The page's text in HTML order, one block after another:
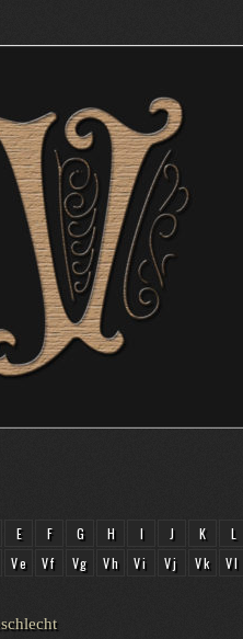
E F G H I J K L
Ve Vf Vg Vh Vi Vj Vk Vl